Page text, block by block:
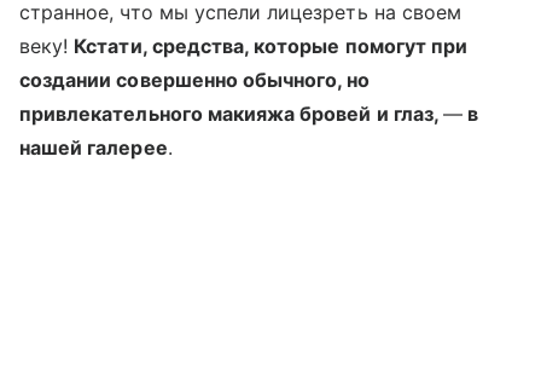
странное, что мы успели лицезреть на своем
веку! Кстати, средства, которые помогут при
создании совершенно обычного, но
привлекательного макияжа бровей и глаз, —в
нашей галерее.